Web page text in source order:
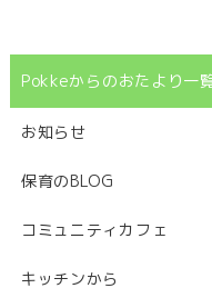
Pokkeからのおたより一
お知らせ
保育のBLOG
コミュニティカフェ
キッチンから